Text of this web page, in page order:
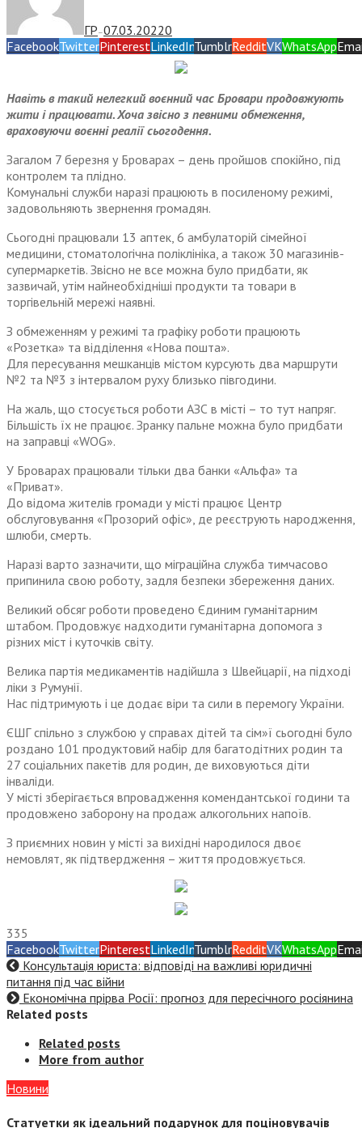
ГР —07.03.20220
FacebookTwitterPinterestLinkedInTumblrRedditVKWhatsApp
Навіть в такий нелегкий воєнний час Бровари продовжують
жити і працювати. Хоча звісно з певними обмеження,
враховуючи воєнні реалії сьогодення.
Загалом 7 березня у Броварах – день пройшов спокійно, під
контролем та плідно.
Комунальні служби наразі працюють в посиленому режимі,
задовольняють звернення громадян.
Сьогодні працювали 13 аптек, 6 амбулаторій сімейної
медицини, стоматологічна поліклініка, а також 30 магазинів-
супермаркетів. Звісно не все можна було придбати, як
зазвичай, утім найнеобхідніші продукти та товари в
торгівельній мережі наявні.
З обмеженням у режимі та графіку роботи працюють
«Розетка» та відділення «Нова пошта».
Для пересування мешканців містом курсують два маршрути
№2 та №3 з інтервалом руху близько півгодини.
На жаль, що стосується роботи АЗС в місті – то тут напряг.
Більшість їх не працює. Зранку пальне можна було придбати
на заправці «WOG».
У Броварах працювали тільки два банки «Альфа» та
«Приват».
До відома жителів громади у місті працює Центр
обслуговування «Прозорий офіс», де реєструють народження,
шлюби, смерть.
Наразі варто зазначити, що міграційна служба тимчасово
припинила свою роботу, задля безпеки збереження даних.
Великий обсяг роботи проведено Єдиним гуманітарним
штабом. Продовжує надходити гуманітарна допомога з
різних міст і куточків світу.
Велика партія медикаментів надійшла з Швейцарії, на підході
ліки з Румунії.
Нас підтримують і це додає віри та сили в перемогу України.
ЄШГ спільно з службою у справах дітей та сім»ї сьогодні було
роздано 101 продуктовий набір для багатодітних родин та
27 соціальних пакетів для родин, де виховуються діти
інваліди.
У місті зберігається впровадження комендантської години та
продовжено заборону на продаж алкогольних напоїв.
З приємних новин у місті за вихідні народилося двоє
немовлят, як підтвердження – життя продовжується.
335
FacebookTwitterPinterestLinkedInTumblrRedditVKWhatsApp
Консультація юриста: відповіді на важливі юридичні
питання під час війни
Економічна прірва Росії: прогноз для пересічного росіянина
Related posts
Related posts
More from author
Новини
Статуетки як ідеальний подарунок для поціновувачів